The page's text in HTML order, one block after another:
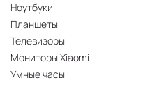
Ноутбуки
Планшеты
Телевизоры
Мониторы Xiaomi
Умные часы